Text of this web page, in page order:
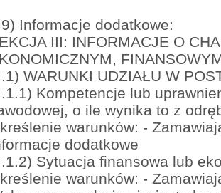
Informacje dodatkowe:
III: INFORMACJE O
WARUNKI UDZIAŁU W
Kompetencje lub
o ile wynika to z
warunków: -
dodatkowe
Sytuacja finansowa lub
warunków: -